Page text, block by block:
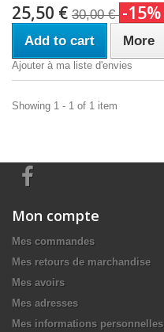
25,50 € 30,00 € -15%
Add to cart More
Ajouter à ma liste d'envies
Showing 1 - 1 of 1 item
Mon compte
Mes commandes
Mes retours de marchandise
Mes avoirs
Mes adresses
Mes informations personnelles